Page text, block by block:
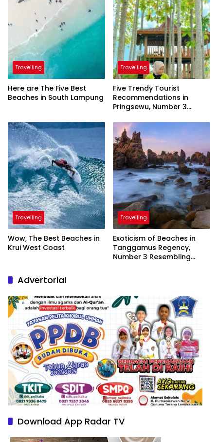
Travelling
Here are The Five Best
Beaches in South Lampung
Travelling
Five Trendy Tourist
Recommendations in
Pringsewu, Number 3
President
Travelling
Wow, The Best Beaches in
Krui West Coast
Travelling
Exoticism of Beaches in
Tanggamus Regency,
Number 3 Resembling
Advertorial
Download App Radar TV